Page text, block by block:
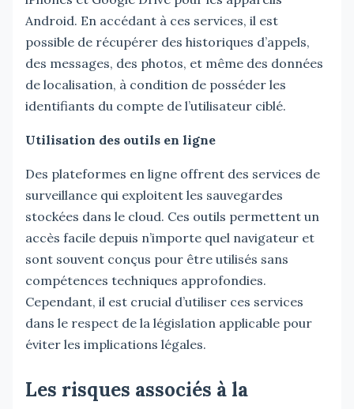
Android. En accédant à ces services, il est
possible de récupérer des historiques d’appels,
des messages, des photos, et même des données
de localisation, à condition de posséder les
identifiants du compte de l’utilisateur ciblé.
Utilisation des outils en ligne
Des plateformes en ligne offrent des services de
surveillance qui exploitent les sauvegardes
stockées dans le cloud. Ces outils permettent un
accès facile depuis n’importe quel navigateur et
sont souvent conçus pour être utilisés sans
compétences techniques approfondies.
Cependant, il est crucial d’utiliser ces services
dans le respect de la législation applicable pour
éviter les implications légales.
Les risques associés à la